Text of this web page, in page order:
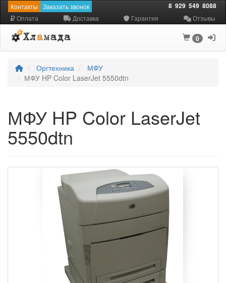
Контакты Заказать звонок 8 929 549 8088
Оплата Доставка Гарантия Отзывы
0
Оргтехника
МФУ
МФУ HP Color LaserJet 5550dtn
МФУ HP Color LaserJet
5550dtn